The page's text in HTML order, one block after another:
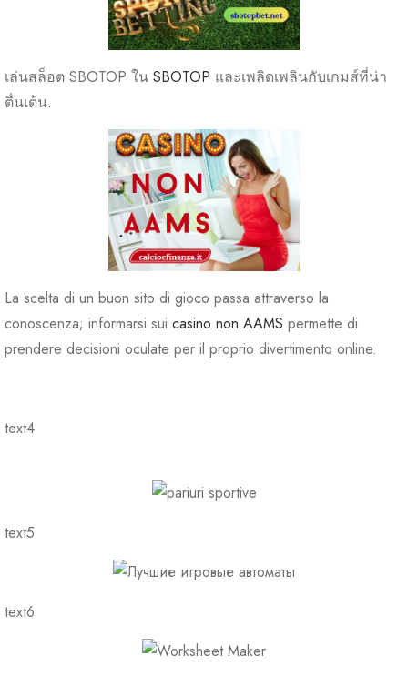
เล่นสล็อต SBOTOP ใน SBOTOP และเพลิดเพลินกับเกมส์ที่น่า
ตื่นเต้น.
La scelta di un buon sito di gioco passa attraverso la
conoscenza; informarsi sui casino non AAMS permette di
prendere decisioni oculate per il proprio divertimento online.
text4
text5
text6